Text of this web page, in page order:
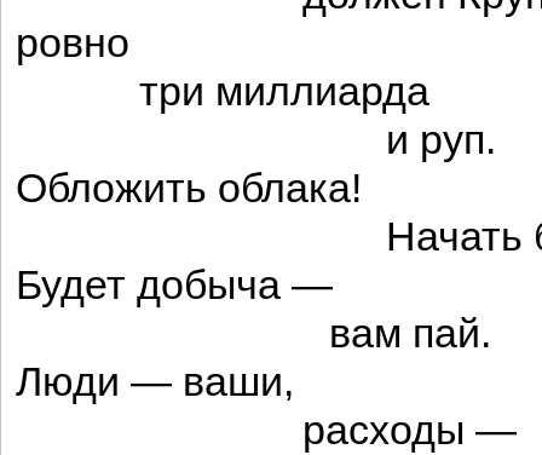
ровно
три миллиарда
и руп.
Обложить облака!
Начать
Будет добыча —
вам пай.
Люди — ваши,
расходы —